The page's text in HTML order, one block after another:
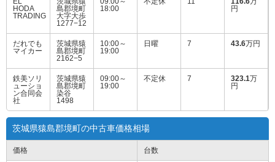
だれでも
マイカー
茨城県猿
島郡境町
2162−5
10:00～
43.6
鉄美ソリ
ューショ
社
茨城県猿
島郡境町
染谷
1498
09:00～
19:00
不定休 7 323.1万
茨城県猿島郡境町の中古車価格相場
価格
10万円未満
台数
0